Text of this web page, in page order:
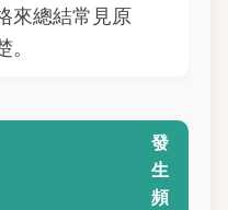
來總結常見原
發
生
頻